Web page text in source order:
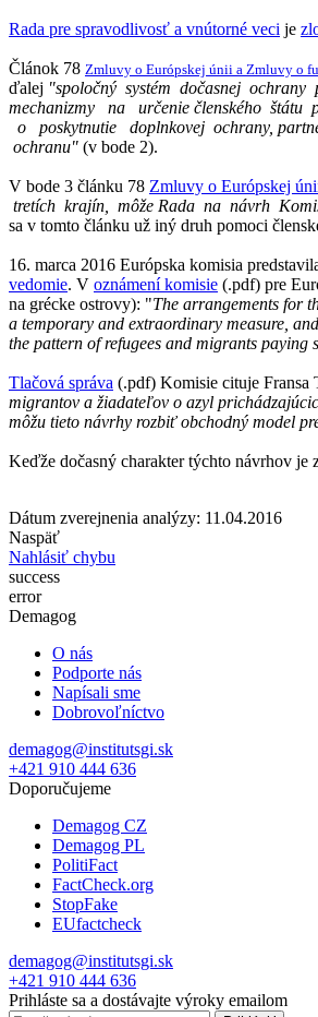
Rada pre spravodlivosť a vnútorné veci je
Článok 78 Zmluvy o Európskej únii a Zmluvy o
ďalej "spoločný systém dočasnej
mechanizmy na určenie členského
o poskytnutie doplnkovej ochrany,
ochranu" (v bode 2).
V bode 3 článku 78 Zmluvy o Európskej
tretích krajín, môže Rada na návrh
sa v tomto článku už iný druh pomoci
16. marca 2016 Európska komisia
vedomie. V oznámení komisie (.pdf) pre
na grécke ostrovy): "The arrangements for
a temporary and extraordinary measure,
the pattern of refugees and migrants paying
Tlačová správa (.pdf) Komisie cituje Fransa
migrantov a žiadateľov o azyl
môžu tieto návrhy rozbiť obchodný model
Keďže dočasný charakter týchto návrhov
Dátum zverejnenia analýzy: 11.04.2016
Naspäť
Nahlásiť chybu
success
error
Demagog
O nás
Podporte nás
Napísali sme
Dobrovoľníctvo
demagog@institutsgi.sk
+421 910 444 636
Doporučujeme
Demagog CZ
Demagog PL
PolitiFact
FactCheck.org
StopFake
EUfactcheck
demagog@institutsgi.sk
+421 910 444 636
Prihláste sa a dostávajte výroky emailom